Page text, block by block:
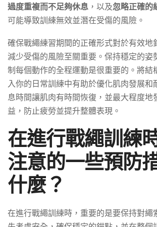
過度重複而不足夠休息 ，以及忽略正確的
可能導致訓練無效並潛在受傷的風險。
確保戰繩練習期間的正確形式對於有效地
減少受傷的風險至關重要。保持穩定的姿
制每個動作的全程運動是很重要的。將結
入你的日常訓練中有助於優化肌肉發展和
息時間讓肌肉有時間恢復，並最大程度地
益，防止疲勞並提升整體表現。
在進行戰繩訓練
注意的一些預防
什麼？
在進行戰繩訓練時，重要的是要保持對繩